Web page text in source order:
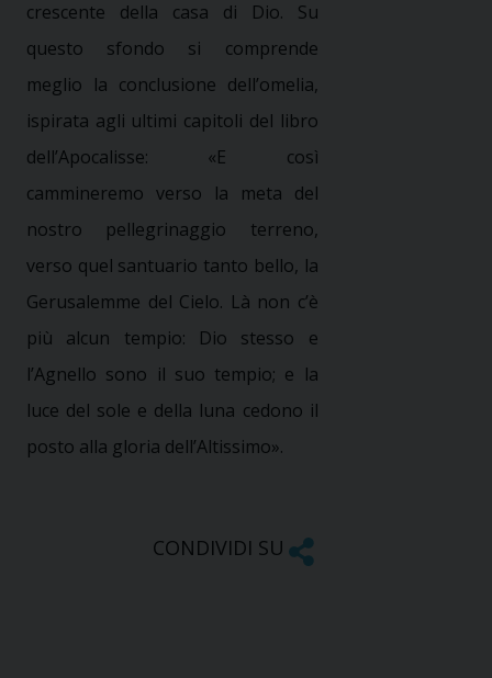
crescente della casa di Dio. Su
questo sfondo si comprende
meglio la conclusione dell’omelia,
ispirata agli ultimi capitoli del libro
dell’Apocalisse: «E così
cammineremo verso la meta del
nostro pellegrinaggio terreno,
verso quel santuario tanto bello, la
Gerusalemme del Cielo. Là non c’è
più alcun tempio: Dio stesso e
l’Agnello sono il suo tempio; e la
luce del sole e della luna cedono il
posto alla gloria dell’Altissimo».
CONDIVIDI SU